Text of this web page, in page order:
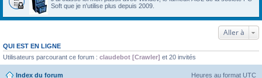
Soft que je n'utilise plus depuis 2009.
Aller à
QUI EST EN LIGNE
Utilisateurs parcourant ce forum : claudebot [Crawler] et 20 invités
Index du forum Heures au format UTC